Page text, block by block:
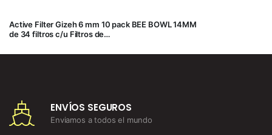
Active Filter Gizeh 6 mm 10 pack
de 34 filtros c/u Filtros de
ceramicas
BEE BOWL 14MM
ENVÍOS SEGUROS
Enviamos a todos el mundo